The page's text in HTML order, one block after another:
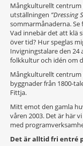
Mångkulturellt
utställningen ”Dressing
sommarmånaderna.
Vad innebär det att klä
över tid? Hur speglas
Invigningstalare den 24
folkkultur och idén om
Mångkulturellt centrum
byggnader från 1800-
Fittja.
Mitt emot den gamla
våren 2003. Det är här
med
Det är alltid fri entré